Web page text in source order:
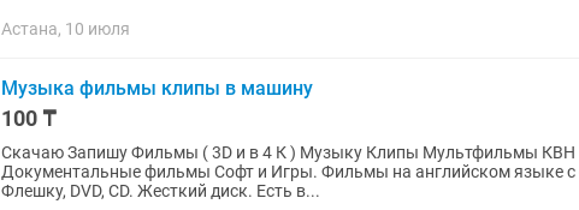
Астана, 10 июля
Музыка фильмы клипы в машину
100 ₸
Скачаю Запишу Фильмы ( 3D и в 4 К ) Музыку Клипы Мультфильмы КВН
Документальные фильмы Софт и Игры. Фильмы на английском языке с
Флешку, DVD, CD. Жесткий диск. Есть в...